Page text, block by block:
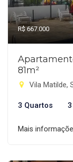
R$ 667.000
81m²
Vila Matilde,
3 Quartos
Mais